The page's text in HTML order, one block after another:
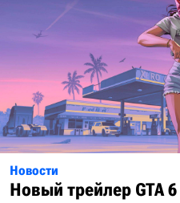
Новости
Новый трейлер GTA